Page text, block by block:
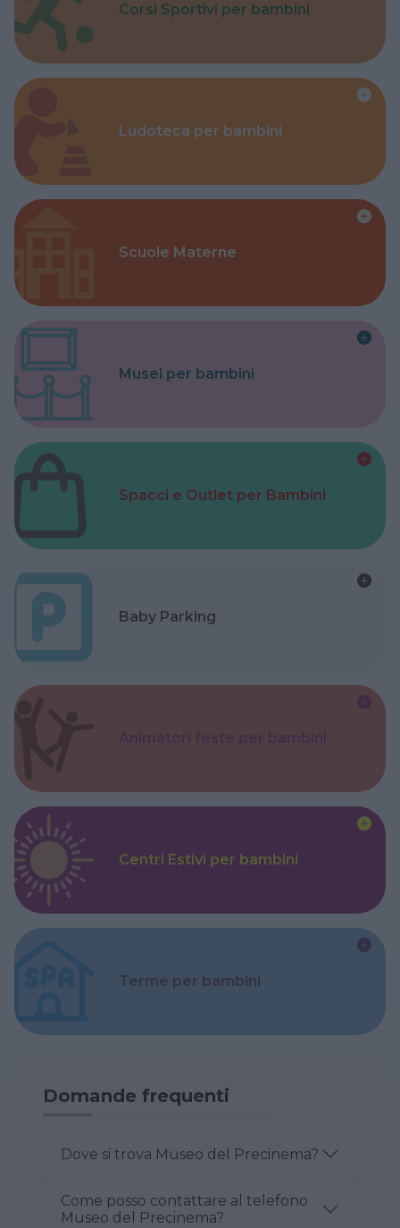
Corsi Sportivi per bambini
Ludoteca per bambini
Scuole Materne
Musei per bambini
Spacci e Outlet per Bambini
Baby Parking
Centri Estivi per bambini
Terme per bambini
Domande frequenti
Dove si trova Museo del Precinema?
Come posso contattare al telefono
Museo del Precinema?